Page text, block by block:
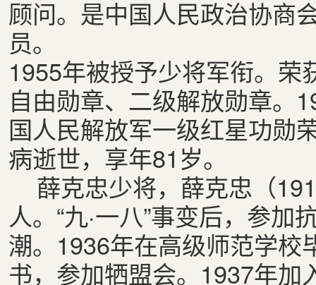
顾问。是中国人民政治协商
员。
1955年被授予少将军衔。
自由勋章、二级解放勋章。
国人民解放军一级红星功勋
病逝世，享年81岁。
薛克忠少将，薛克忠（
人。“九·一八”事变后，参
潮。1936年在高级师范学校
书，参加牺盟会。1937年